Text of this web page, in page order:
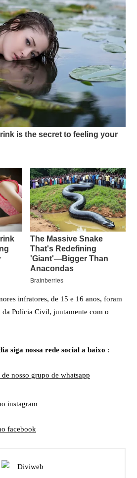
infratores, de 15 e 16 anos, foram
da Polícia Civil, juntamente com o
siga nossa rede social a baixo :
nosso grupo de whatsapp
instagram
facebook